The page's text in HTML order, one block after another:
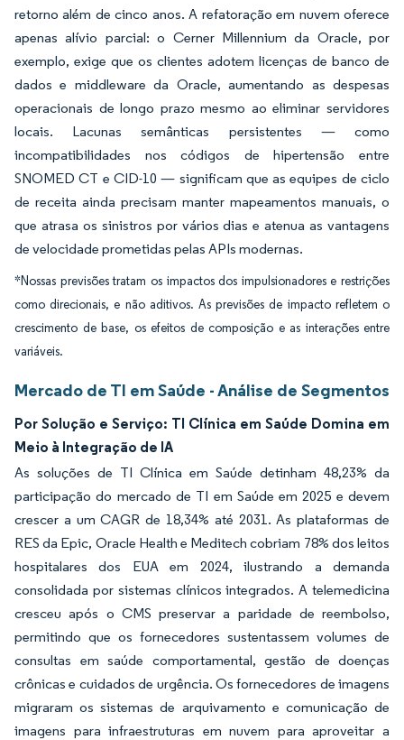
retorno além de cinco anos. A refatoração em nuvem oferece
apenas alívio parcial: o Cerner Millennium da Oracle, por
exemplo, exige que os clientes adotem licenças de banco de
dados e middleware da Oracle, aumentando as despesas
operacionais de longo prazo mesmo ao eliminar servidores
locais. Lacunas semânticas persistentes — como
incompatibilidades nos códigos de hipertensão entre
SNOMED CT e CID-10 — significam que as equipes de ciclo
de receita ainda precisam manter mapeamentos manuais, o
que atrasa os sinistros por vários dias e atenua as vantagens
de velocidade prometidas pelas APIs modernas.
*Nossas previsões tratam os impactos dos impulsionadores e restrições
como direcionais, e não aditivos. As previsões de impacto refletem o
crescimento de base, os efeitos de composição e as interações entre
variáveis.
Mercado de TI em Saúde - Análise de Segmentos
Por Solução e Serviço: TI Clínica em Saúde Domina em
Meio à Integração de IA
As soluções de TI Clínica em Saúde detinham 48,23% da
participação do mercado de TI em Saúde em 2025 e devem
crescer a um CAGR de 18,34% até 2031. As plataformas de
RES da Epic, Oracle Health e Meditech cobriam 78% dos leitos
hospitalares dos EUA em 2024, ilustrando a demanda
consolidada por sistemas clínicos integrados. A telemedicina
cresceu após o CMS preservar a paridade de reembolso,
permitindo que os fornecedores sustentassem volumes de
consultas em saúde comportamental, gestão de doenças
crônicas e cuidados de urgência. Os fornecedores de imagens
migraram os sistemas de arquivamento e comunicação de
imagens para infraestruturas em nuvem para aproveitar a